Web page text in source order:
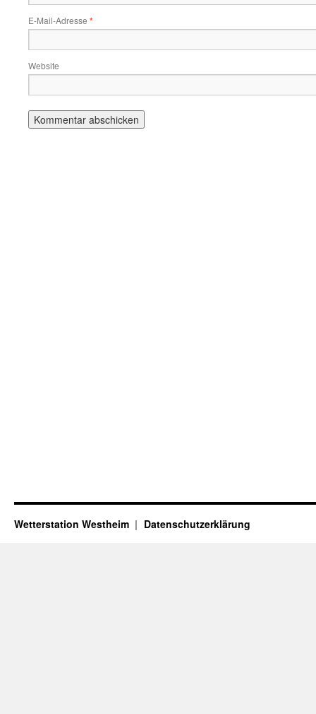
E-Mail-Adresse *
Website
Wetterstation Westheim Datenschutzerklärung